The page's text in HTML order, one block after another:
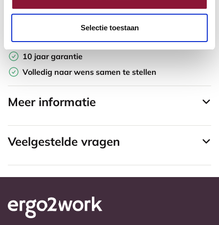
Selectie toestaan
Laagste Prijsgarantie
Gratis verzending
10 jaar garantie
Volledig naar wens samen te stellen
Meer informatie
Veelgestelde vragen